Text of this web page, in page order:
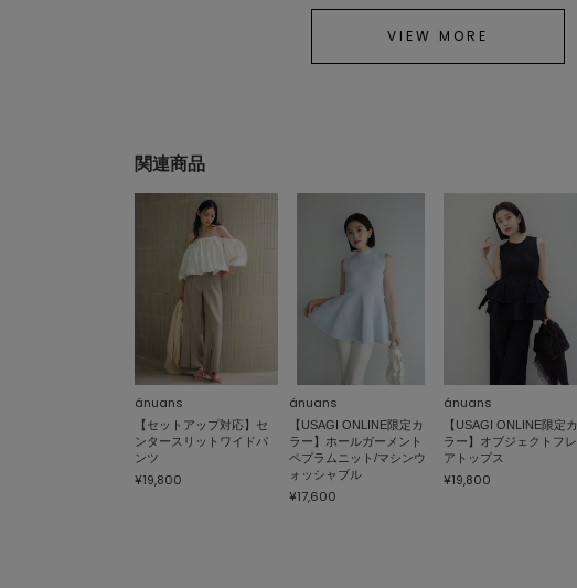
VIEW MORE
関連商品
ánuans
【セットアップ対応】セ
ンタースリットワイドパ
ンツ
¥19,800
ánuans
【USAGI ONLINE限定カ
ラー】ホールガーメント
ペプラムニット/マシンウ
ォッシャブル
¥17,600
ánuans
【USAGI ONLINE限定カ
ラー】オブジェクトフレ
アトップス
¥19,800